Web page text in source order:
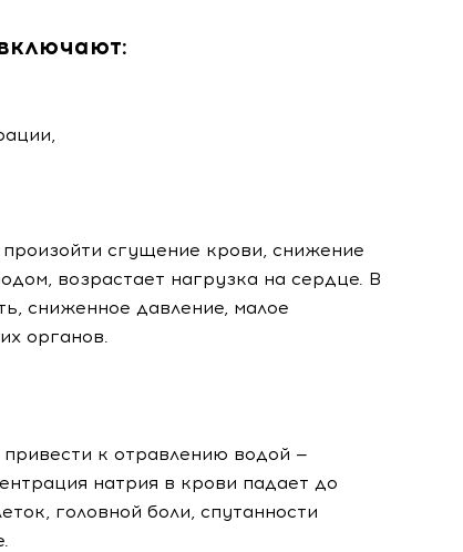
сгущение крови, снижение
возрастает нагрузка на сердце. В
сниженное давление, малое
органов.
к отравлению водой —
натрия в крови падает до
головной боли, спутанности